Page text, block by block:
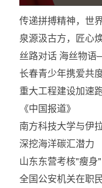
传递拼搏精神，世
泉源汲古方，匠心
丝路对话 海丝物
长春青少年携爱共度
重大工程建设加速
《中国报道》
南方科技大学与伊
深挖海洋碳汇潜力
山东东营考核"瘦身
全国公安机关在职